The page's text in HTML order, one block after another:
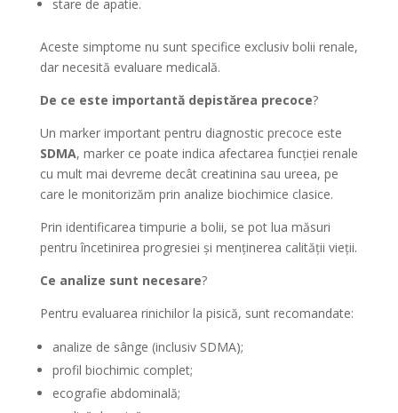
stare de apatie.
Aceste simptome nu sunt specifice exclusiv bolii renale,
dar necesită evaluare medicală.
De ce este importantă depistărea precoce?
Un marker important pentru diagnostic precoce este
SDMA, marker ce poate indica afectarea funcției renale
cu mult mai devreme decât creatinina sau ureea, pe
care le monitorizăm prin analize biochimice clasice.
Prin identificarea timpurie a bolii, se pot lua măsuri
pentru încetinirea progresiei și menținerea calității vieții.
Ce analize sunt necesare?
Pentru evaluarea rinichilor la pisică, sunt recomandate:
analize de sânge (inclusiv SDMA);
profil biochimic complet;
ecografie abdominală;